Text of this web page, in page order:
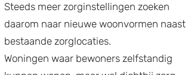
Steeds meer zorginstellingen zoeken
daarom naar nieuwe woonvormen naast
bestaande zorglocaties.
Woningen waar bewoners zelfstandig